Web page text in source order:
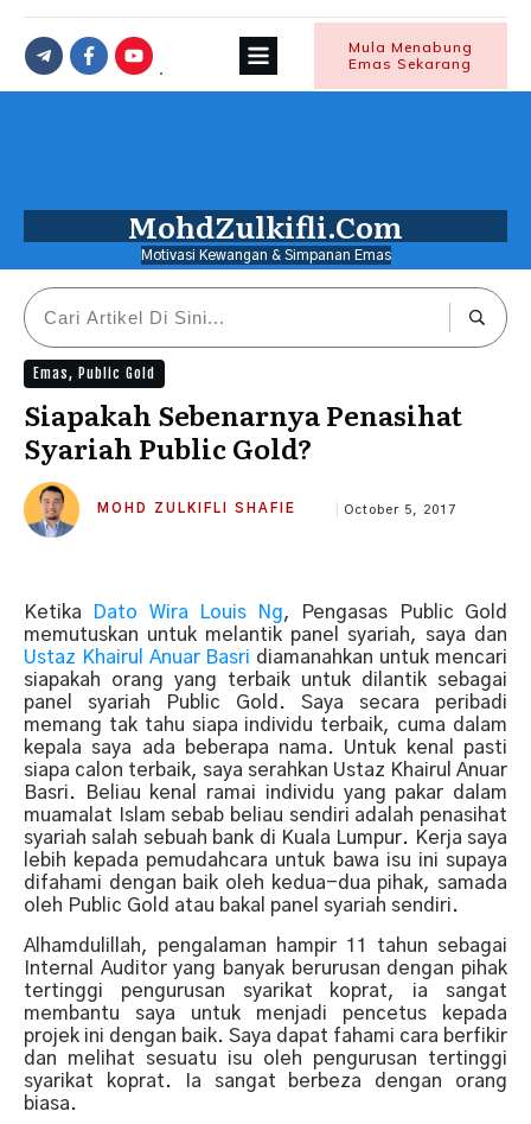
Mula Menabung
Emas Sekarang
MohdZulkifli.Com
Motivasi Kewangan & Simpanan Emas
Emas, Public Gold
Siapakah Sebenarnya Penasihat
Syariah Public Gold?
MOHD ZULKIFLI SHAFIE October 5, 2017
Ketika Dato Wira Louis Ng, Pengasas Public Gold
memutuskan untuk melantik panel syariah, saya dan
Ustaz Khairul Anuar Basri diamanahkan untuk mencari
siapakah orang yang terbaik untuk dilantik sebagai
panel syariah Public Gold. Saya secara peribadi
memang tak tahu siapa individu terbaik, cuma dalam
kepala saya ada beberapa nama. Untuk kenal pasti
siapa calon terbaik, saya serahkan Ustaz Khairul Anuar
Basri. Beliau kenal ramai individu yang pakar dalam
muamalat Islam sebab beliau sendiri adalah penasihat
syariah salah sebuah bank di Kuala Lumpur. Kerja saya
lebih kepada pemudahcara untuk bawa isu ini supaya
difahami dengan baik oleh kedua-dua pihak, samada
oleh Public Gold atau bakal panel syariah sendiri.
Alhamdulillah, pengalaman hampir 11 tahun sebagai
Internal Auditor yang banyak berurusan dengan pihak
tertinggi pengurusan syarikat koprat, ia sangat
membantu saya untuk menjadi pencetus kepada
projek ini dengan baik. Saya dapat fahami cara berfikir
dan melihat sesuatu isu oleh pengurusan tertinggi
syarikat koprat. Ia sangat berbeza dengan orang
biasa.